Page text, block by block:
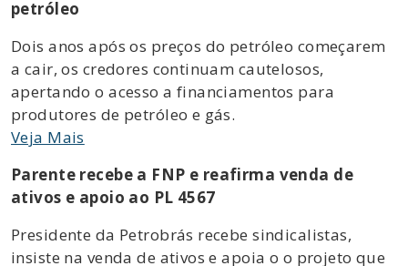
petróleo
Dois anos após os preços do petróleo começarem
a cair, os credores continuam cautelosos,
apertando o acesso a financiamentos para
produtores de petróleo e gás.
Veja Mais
Parente recebe a FNP e reafirma venda de
ativos e apoio ao PL 4567
Presidente da Petrobrás recebe sindicalistas,
insiste na venda de ativos e apoia o o projeto que